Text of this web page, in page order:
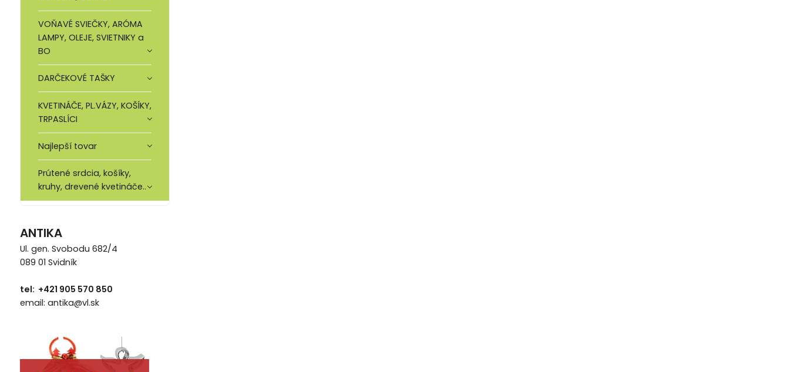
VOŇAVÉ SVIEČKY, ARÓMA
LAMPY, OLEJE, SVIETNIKY a
BO
DARČEKOVÉ TAŠKY
KVETINÁČE, PL.VÁZY, KOŠÍKY,
TRPASLÍCI
Najlepší tovar
Prútené srdcia, košíky,
kruhy, drevené kvetináče..
ANTIKA
Ul. gen. Svobodu 682/4
089 01 Svidník
tel: +421 905 570 850
email: antika@vl.sk